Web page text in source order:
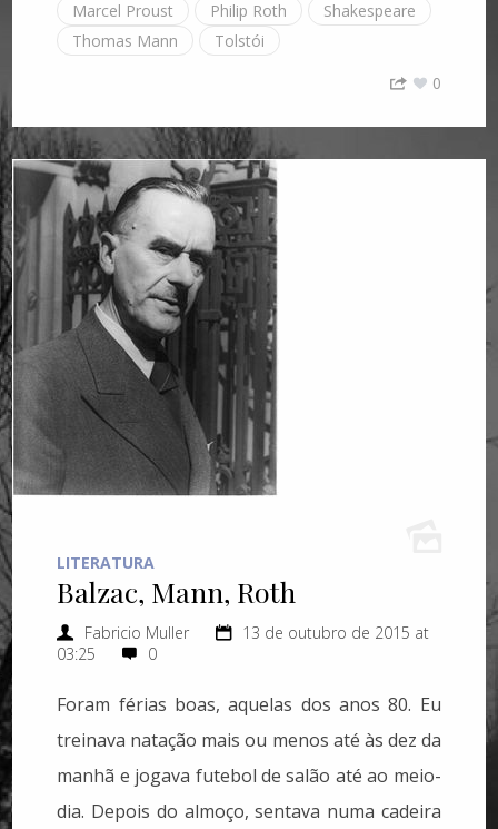
Marcel Proust
Philip Roth
Shakespeare
Thomas Mann
Tolstói
0
LITERATURA
Balzac, Mann, Roth
Fabricio Muller
13 de outubro de 2015 at
03:25
0
Foram férias boas, aquelas dos anos 80. Eu
treinava natação mais ou menos até às dez da
manhã e jogava futebol de salão até ao meio-
dia. Depois do almoço, sentava numa cadeira